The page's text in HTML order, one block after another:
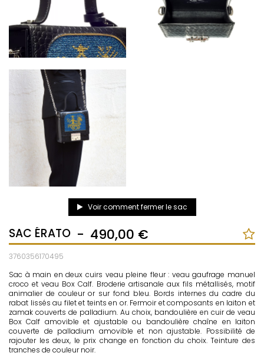
Voir comment fermer le sac
SAC ÉRATO - 490,00 €
3760356170495
Sac à main en deux cuirs veau pleine fleur : veau gaufrage manuel
croco et veau Box Calf. Broderie artisanale aux fils métallisés, motif
animalier de couleur or sur fond bleu. Bords internes du cadre du
rabat lissés au filet et teints en or. Fermoir et composants en laiton et
zamak couverts de palladium. Au choix, bandoulière en cuir de veau
Box Calf amovible et ajustable ou bandoulière chaîne en laiton
couverte de palladium amovible et non ajustable. Possibilité de
rajouter les deux, le prix change en fonction du choix. Teinture des
tranches de couleur noir.